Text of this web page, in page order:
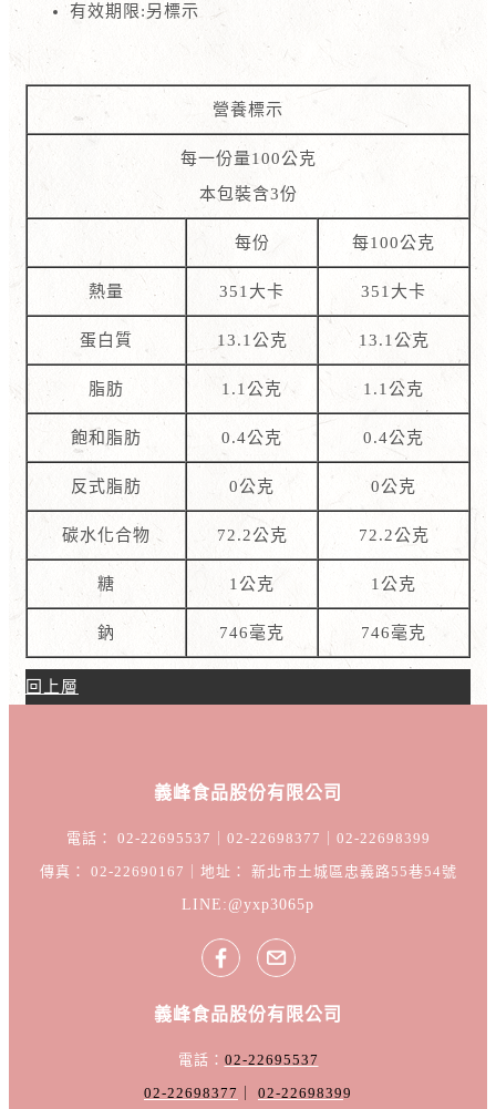
有效期限:另標示
營養標示
每一份量100公克
本包裝含3份
每份 每100公克
熱量 351大卡 351大卡
蛋白質 13.1公克 13.1公克
脂肪 1.1公克 1.1公克
飽和脂肪 0.4公克 0.4公克
反式脂肪 0公克 0公克
碳水化合物 72.2公克 72.2公克
糖 1公克 1公克
鈉 746毫克 746毫克
回上層
義峰食品股份有限公司
電話： 02-22695537｜02-22698377｜02-22698399
傳真： 02-22690167｜地址： 新北市土城區忠義路55巷54號
LINE:@yxp3065p
義峰食品股份有限公司
電話： 02-22695537
02-22698377
02-22698399